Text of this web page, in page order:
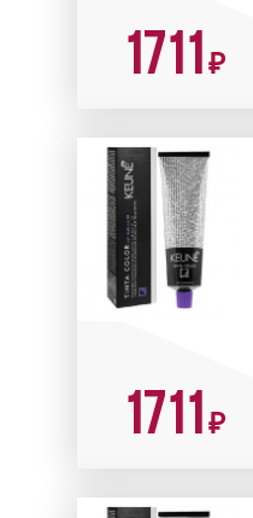
1711 ₽
1711 ₽